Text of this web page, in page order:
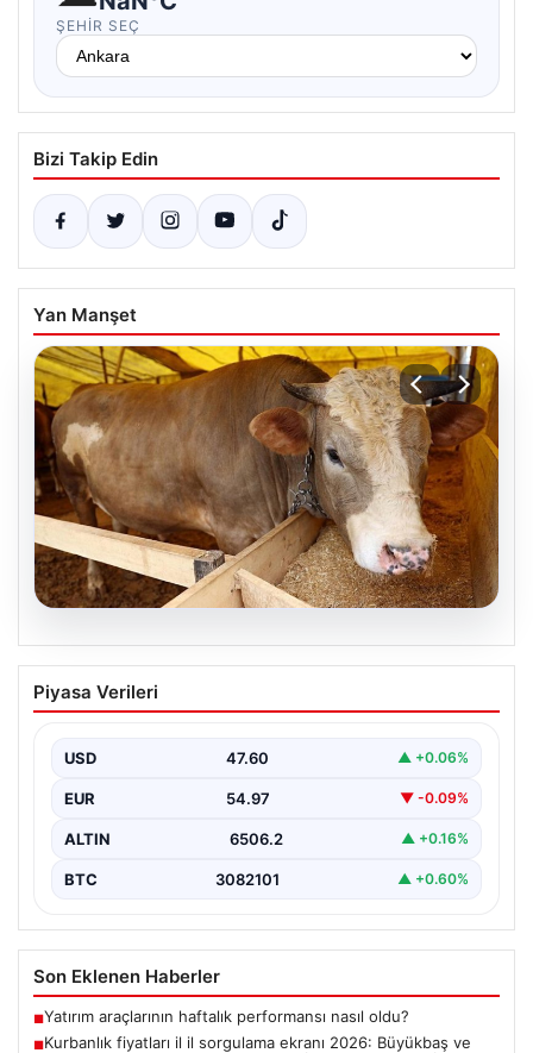
ŞEHIR SEÇ
Bizi Takip Edin
Yan Manşet
05.08.2026
Önce tasfiye sonra suçlara erteleme. 10
maddede süreç yasası. Ne zaman
USD 47.60 ▲ +0.06%
EUR 54.97 ▼ -0.09%
ALTIN 6506.2 ▲ +0.16%
BTC 3082101 ▲ +0.60%
Son Eklenen Haberler